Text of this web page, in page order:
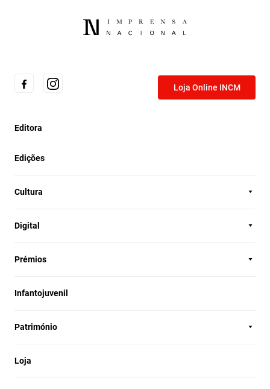
Loja Online INCM
Editora
Edições
Cultura
Digital
Prémios
Infantojuvenil
Património
Loja